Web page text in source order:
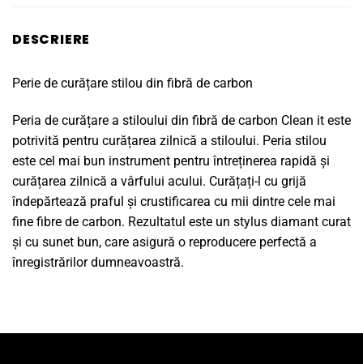
DESCRIERE
Perie de curățare stilou din fibră de carbon
Peria de curățare a stiloului din fibră de carbon Clean it este
potrivită pentru curățarea zilnică a stiloului. Peria stilou
este cel mai bun instrument pentru întreținerea rapidă și
curățarea zilnică a vârfului acului. Curățați-l cu grijă
îndepărtează praful și crustificarea cu mii dintre cele mai
fine fibre de carbon. Rezultatul este un stylus diamant curat
și cu sunet bun, care asigură o reproducere perfectă a
înregistrărilor dumneavoastră.